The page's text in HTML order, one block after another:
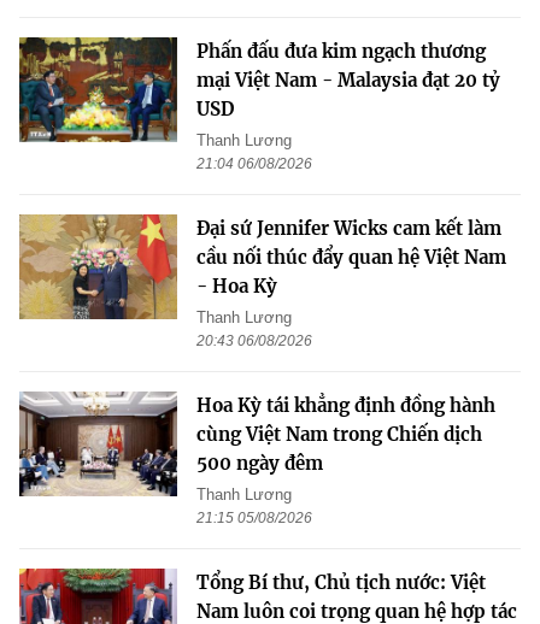
Phấn đấu đưa kim ngạch thương
mại Việt Nam - Malaysia đạt 20 tỷ
USD
Thanh Lương
21:04 06/08/2026
Đại sứ Jennifer Wicks cam kết làm
cầu nối thúc đẩy quan hệ Việt Nam
- Hoa Kỳ
Thanh Lương
20:43 06/08/2026
Hoa Kỳ tái khẳng định đồng hành
cùng Việt Nam trong Chiến dịch
500 ngày đêm
Thanh Lương
21:15 05/08/2026
Tổng Bí thư, Chủ tịch nước: Việt
Nam luôn coi trọng quan hệ hợp tác